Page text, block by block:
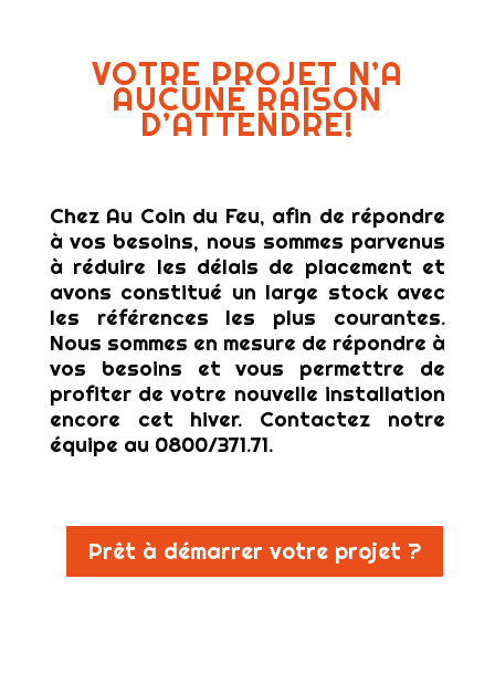
VOTRE PROJET N’A
AUCUNE RAISON
D’ATTENDRE!
Chez Au Coin du Feu, afin de répondre
à vos besoins, nous sommes parvenus
à réduire les délais de placement et
avons constitué un large stock avec
les références les plus courantes.
Nous sommes en mesure de répondre à
vos besoins et vous permettre de
profiter de votre nouvelle installation
encore cet hiver. Contactez notre
équipe au 0800/371.71.
Prêt à démarrer votre projet ?